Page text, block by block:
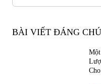
BÀI VIẾT ĐÁNG